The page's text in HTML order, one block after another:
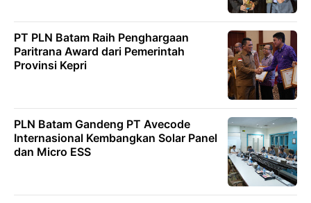
PT PLN Batam Raih Penghargaan
Paritrana Award dari Pemerintah
Provinsi Kepri
PLN Batam Gandeng PT Avecode
Internasional Kembangkan Solar Panel
dan Micro ESS